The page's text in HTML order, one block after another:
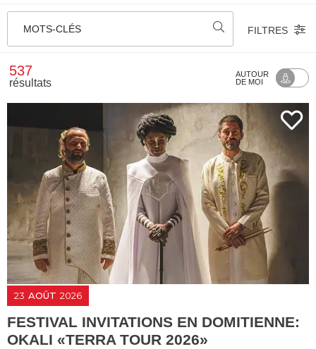
MOTS-CLÉS FILTRES
537
résultats
AUTOUR
DE MOI
23 AOÛT 2026
FESTIVAL INVITATIONS EN DOMITIENNE:
OKALI «TERRA TOUR 2026»